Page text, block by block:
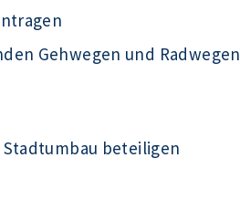
Gehwegen und Radwegen
beteiligen